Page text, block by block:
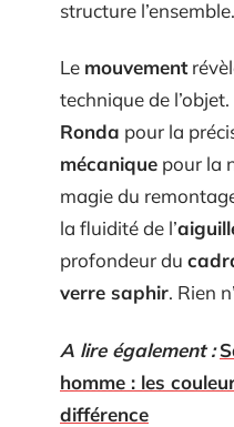
structure l’ensemble.
Le mouvement
technique de l’objet.
Ronda pour la
mécanique pour la
magie du
la fluidité de l’
profondeur du
verre saphir. Rien
A lire également :
homme : les
différence